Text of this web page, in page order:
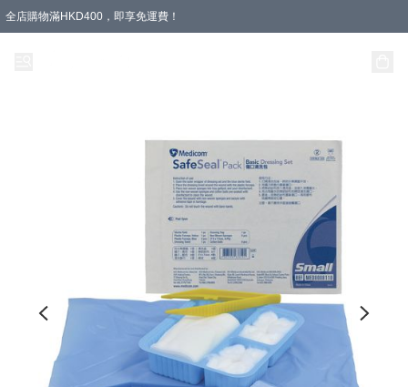
全店購物滿HKD400，即享免運費！